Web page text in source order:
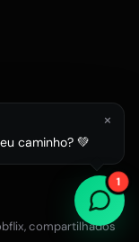
Raphael M.
Estagiário em
compartilhados
1
caminho? 💚
×
no WhatsApp